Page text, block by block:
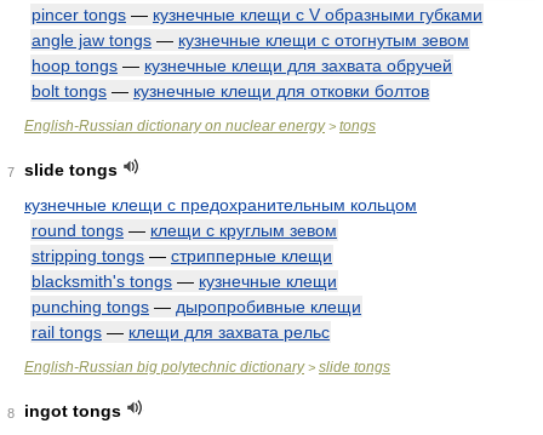
pincer tongs — кузнечные клещи с V образными губками
angle jaw tongs — кузнечные клещи с отогнутым зевом
hoop tongs — кузнечные клещи для захвата обручей
bolt tongs — кузнечные клещи для отковки болтов
English-Russian dictionary on nuclear energy> tongs
7
slide tongs
кузнечные клещи с предохранительным кольцом
round tongs — клещи с круглым зевом
stripping tongs — стрипперные клещи
blacksmith's tongs — кузнечные клещи
punching tongs — дыропробивные клещи
rail tongs — клещи для захвата рельс
English-Russian big polytechnic dictionary> slide tongs
8
ingot tongs